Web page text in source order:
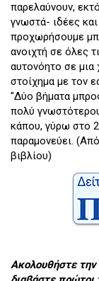
παρελαύνουν,
γνωστά- ιδέες
προχωρήσουμε
ανοιχτή σε όλες
αυτονόητο σε μια
στοίχημα με τον
"Δύο βήματα
πολύ
κάπου, γύρω στο
παραμονεύει.
βιβλίου)
Ακολουθήστε την